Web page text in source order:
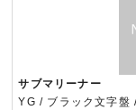
サブマリーナー
YG / ブラック文字